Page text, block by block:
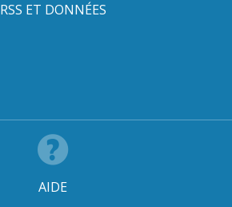
RSS ET DONNÉES
AIDE